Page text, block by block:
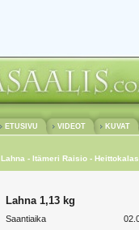
ETUSIVU VIDEOT KUVAT
Lahna - Itämeri Raisio -
Lahna 1,13 kg
Saantiaika